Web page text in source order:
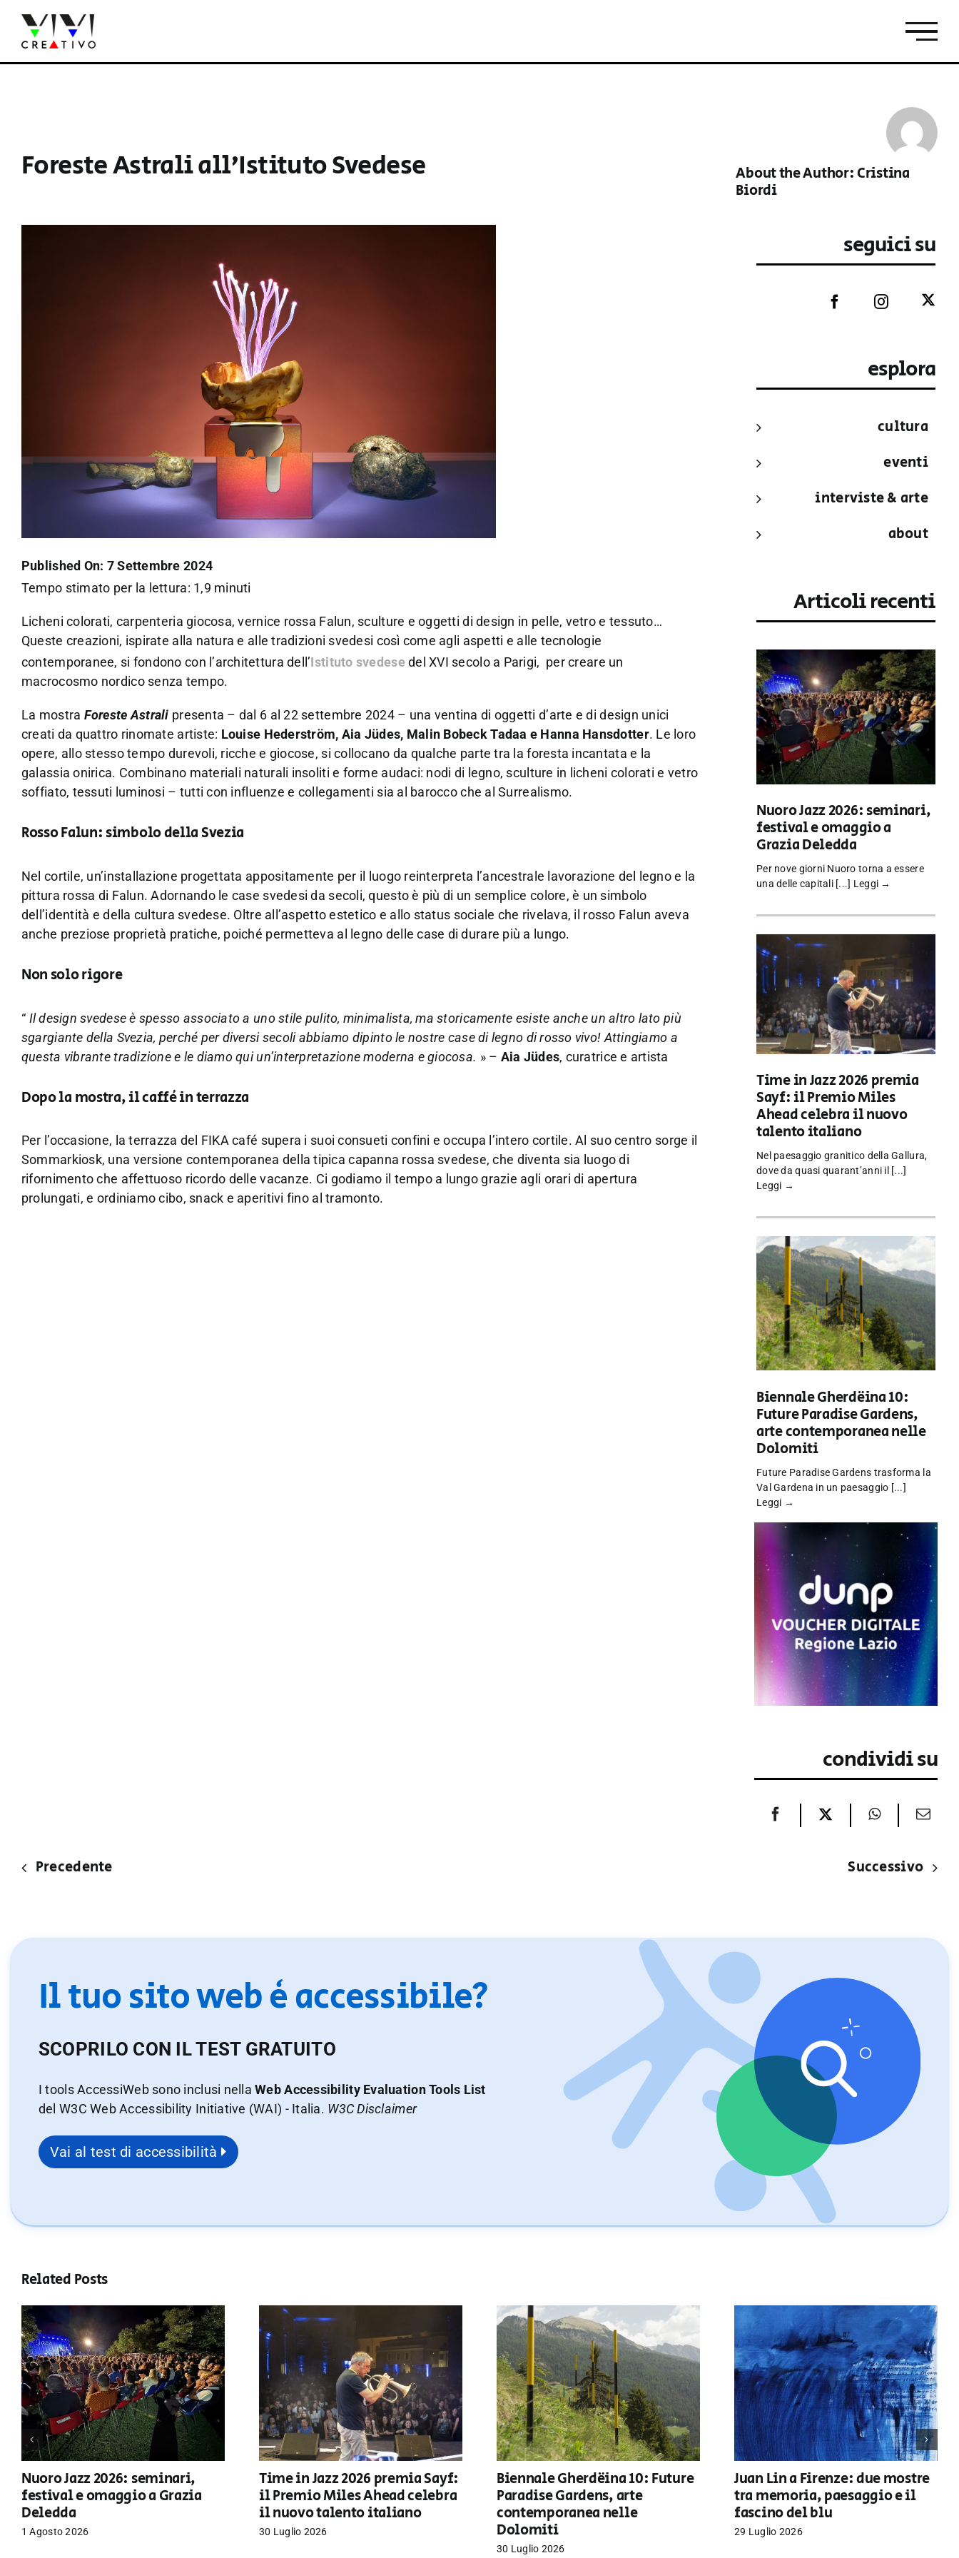
contenuto
Foreste Astrali all’Istituto Svedese About the Author:Cristina
Biordi
Published On: 7 Settembre 2024
Tempo stimato per la lettura: 1,9 minuti
Licheni colorati, carpenteria giocosa, vernice rossa Falun, sculture e oggetti di design in pelle, vetro e tessuto…
Queste creazioni, ispirate alla natura e alle tradizioni svedesi così come agli aspetti e alle tecnologie
contemporanee, si fondono con l’architettura dell’Istituto svedese del XVI secolo a Parigi, per creare un
macrocosmo nordico senza tempo.
La mostra Foreste Astrali presenta – dal 6 al 22 settembre 2024 – una ventina di oggetti d’arte e di design unici
creati da quattro rinomate artiste: Louise Hederström, Aia Jüdes, Malin Bobeck Tadaa e Hanna Hansdotter. Le loro
opere, allo stesso tempo durevoli, ricche e giocose, si collocano da qualche parte tra la foresta incantata e la
galassia onirica. Combinano materiali naturali insoliti e forme audaci: nodi di legno, sculture in licheni colorati e vetro
soffiato, tessuti luminosi – tutti con influenze e collegamenti sia al barocco che al Surrealismo.
Rosso Falun: simbolo della Svezia
Nel cortile, un’installazione progettata appositamente per il luogo reinterpreta l’ancestrale lavorazione del legno e la
pittura rossa di Falun. Adornando le case svedesi da secoli, questo è più di un semplice colore, è un simbolo
dell’identità e della cultura svedese. Oltre all’aspetto estetico e allo status sociale che rivelava, il rosso Falun aveva
anche preziose proprietà pratiche, poiché permetteva al legno delle case di durare più a lungo.
Non solo rigore
“ Il design svedese è spesso associato a uno stile pulito, minimalista, ma storicamente esiste anche un altro lato più
sgargiante della Svezia, perché per diversi secoli abbiamo dipinto le nostre case di legno di rosso vivo! Attingiamo a
questa vibrante tradizione e le diamo qui un’interpretazione moderna e giocosa. » – Aia Jüdes, curatrice e artista
Dopo la mostra, il caffé in terrazza
Per l’occasione, la terrazza del FIKA café supera i suoi consueti confini e occupa l’intero cortile. Al suo centro sorge il
Sommarkiosk, una versione contemporanea della tipica capanna rossa svedese, che diventa sia luogo di
rifornimento che affettuoso ricordo delle vacanze. Ci godiamo il tempo a lungo grazie agli orari di apertura
prolungati, e ordiniamo cibo, snack e aperitivi fino al tramonto.
seguici su
esplora
cultura
eventi
interviste & arte
about
Articoli recenti
Nuoro Jazz 2026: seminari,
festival e omaggio a
Grazia Deledda
Per nove giorni Nuoro torna a essere
una delle capitali [...] Leggi →
Time in Jazz 2026 premia
Sayf: il Premio Miles
Ahead celebra il nuovo
talento italiano
Nel paesaggio granitico della Gallura,
dove da quasi quarant’anni il [...]
Leggi →
Biennale Gherdëina 10:
Future Paradise Gardens,
arte contemporanea nelle
Dolomiti
Future Paradise Gardens trasforma la
Val Gardena in un paesaggio [...]
Leggi →
condividi su
Precedente Successivo
Il tuo sito web è accessibile?
SCOPRILO CON IL TEST GRATUITO
I tools AccessiWeb sono inclusi nellaWeb Accessibility Evaluation Tools List
del W3C Web Accessibility Initiative (WAI) - Italia. W3C Disclaimer
Vai al test di accessibilità
Related Posts
Nuoro Jazz 2026: seminari,
festival e omaggio a Grazia
Deledda
1 Agosto 2026
Time in Jazz 2026 premia Sayf:
il Premio Miles Ahead celebra
il nuovo talento italiano
30 Luglio 2026
Biennale Gherdëina 10: Future
Paradise Gardens, arte
contemporanea nelle
Dolomiti
30 Luglio 2026
Juan Lin a Firenze: due mostre
tra memoria, paesaggio e il
fascino del blu
29 Luglio 2026